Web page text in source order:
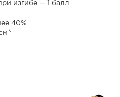
изгибе — 1 балл
40%
3